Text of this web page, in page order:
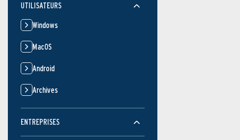
UTILISATEURS
Windows
MacOS
Android
Archives
ENTREPRISES